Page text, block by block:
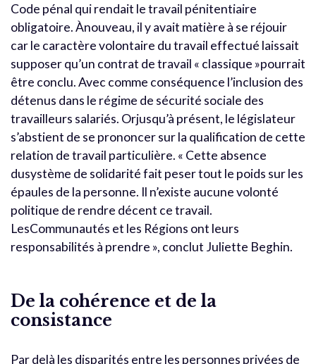
Code pénal qui rendait le travail pénitentiaire
obligatoire. Ànouveau, il y avait matière à se réjouir
car le caractère volontaire du travail effectué laissait
supposer qu’un contrat de travail « classique »pourrait
être conclu. Avec comme conséquence l’inclusion des
détenus dans le régime de sécurité sociale des
travailleurs salariés. Orjusqu’à présent, le législateur
s’abstient de se prononcer sur la qualification de cette
relation de travail particulière. « Cette absence
dusystème de solidarité fait peser tout le poids sur les
épaules de la personne. Il n’existe aucune volonté
politique de rendre décent ce travail.
LesCommunautés et les Régions ont leurs
responsabilités à prendre », conclut Juliette Beghin.
De la cohérence et de la
consistance
Par delà les disparités entre les personnes privées de